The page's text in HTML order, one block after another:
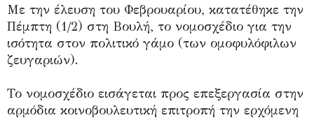
Με την έλευση του Φεβρουαρίου, κατατέθηκε την
Πέμπτη (1/2) στη Βουλή, το νομοσχέδιο για την
ισότητα στον πολιτικό γάμο (των ομοφυλόφιλων
ζευγαριών).
Το νομοσχέδιο εισάγεται προς επεξεργασία στην
αρμόδια κοινοβουλευτική επιτροπή την ερχόμενη